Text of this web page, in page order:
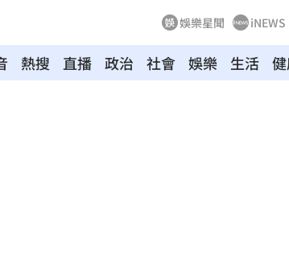
娛樂星聞 iNEWS
熱搜 直播 政治 社會 娛樂 生活